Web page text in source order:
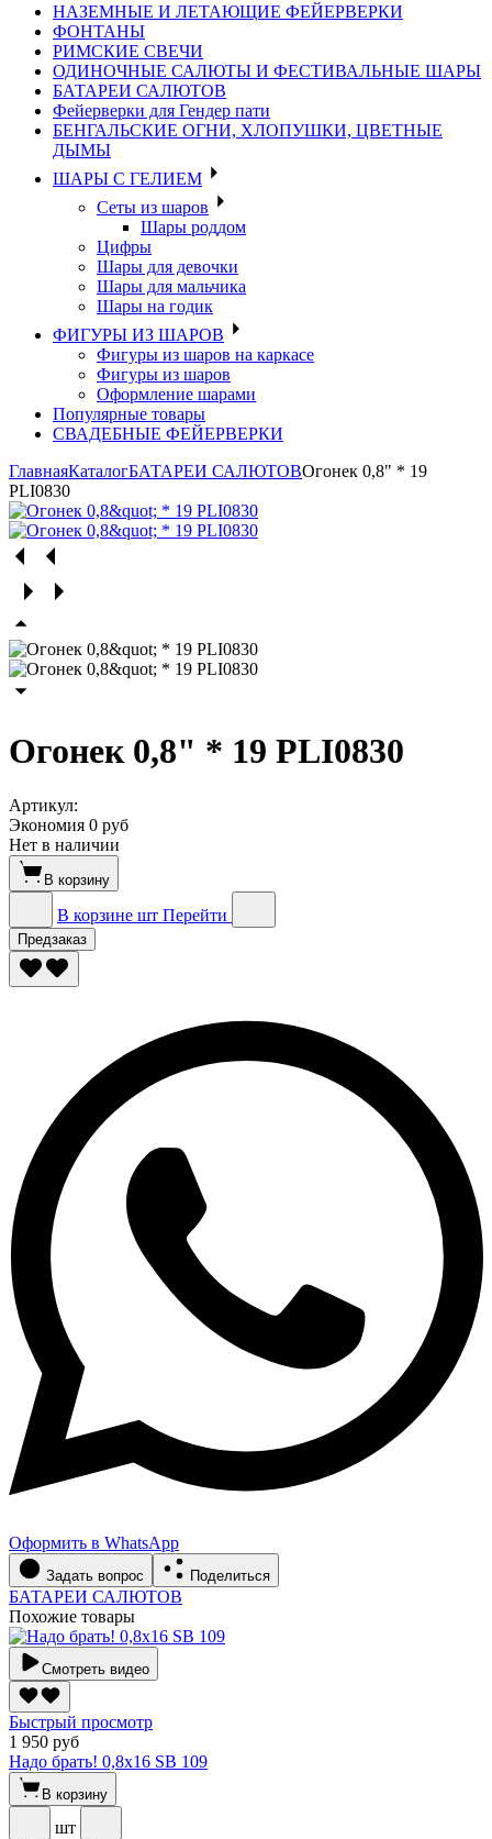
НАЗЕМНЫЕ И ЛЕТАЮЩИЕ ФЕЙЕРВЕРКИ
ФОНТАНЫ
РИМСКИЕ СВЕЧИ
ОДИНОЧНЫЕ САЛЮТЫ И ФЕСТИВАЛЬНЫЕ ШАРЫ
БАТАРЕИ САЛЮТОВ
Фейерверки для Гендер пати
БЕНГАЛЬСКИЕ ОГНИ, ХЛОПУШКИ, ЦВЕТНЫЕ
ДЫМЫ
ШАРЫ С ГЕЛИЕМ
Сеты из шаров
Шары роддом
Цифры
Шары для девочки
Шары для мальчика
Шары на годик
ФИГУРЫ ИЗ ШАРОВ
Фигуры из шаров на каркасе
Фигуры из шаров
Оформление шарами
Популярные товары
СВАДЕБНЫЕ ФЕЙЕРВЕРКИ
ГлавнаяКаталогБАТАРЕИ САЛЮТОВОгонек 0,8" * 19
PLI0830
Огонек 0,8" * 19 PLI0830
Артикул:
Экономия 0 руб
Нет в наличии
В корзину
В корзине шт Перейти
Предзаказ
Оформить в WhatsApp
Задать вопрос Поделиться
БАТАРЕИ САЛЮТОВ
Похожие товары
Смотреть видео
Быстрый просмотр
1 950 руб
Надо брать! 0,8х16 SВ 109
В корзину
шт